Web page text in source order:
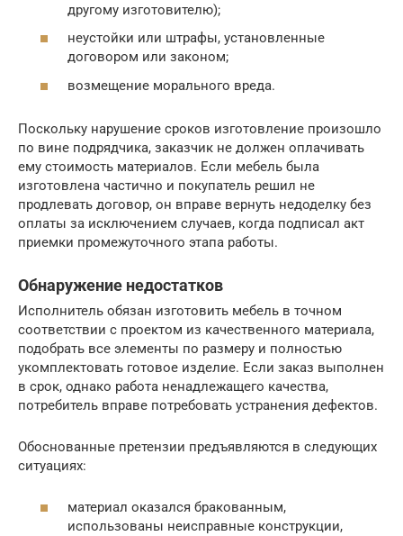
другому изготовителю);
неустойки или штрафы, установленные
договором или законом;
возмещение морального вреда.
Поскольку нарушение сроков изготовление произошло
по вине подрядчика, заказчик не должен оплачивать
ему стоимость материалов. Если мебель была
изготовлена частично и покупатель решил не
продлевать договор, он вправе вернуть недоделку без
оплаты за исключением случаев, когда подписал акт
приемки промежуточного этапа работы.
Обнаружение недостатков
Исполнитель обязан изготовить мебель в точном
соответствии с проектом из качественного материала,
подобрать все элементы по размеру и полностью
укомплектовать готовое изделие. Если заказ выполнен
в срок, однако работа ненадлежащего качества,
потребитель вправе потребовать устранения дефектов.
Обоснованные претензии предъявляются в следующих
ситуациях:
материал оказался бракованным,
использованы неисправные конструкции,